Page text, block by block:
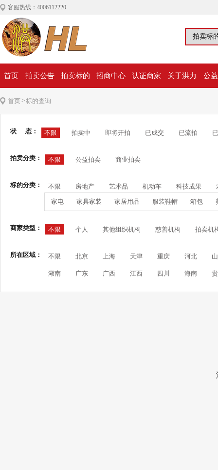
客服热线：4006112220
首页 拍卖公告 拍卖标的 招商中心 认证商家 关于洪力 公
首页>标的查询
状 态： 不限 拍卖中 即将开拍 已成交 已流拍
拍卖分类： 不限 公益拍卖 商业拍卖
标的分类： 不限 房地产 艺术品 机动车 科技成果
家电 家具家装 家居用品 服装鞋帽 箱包
商家类型： 不限 个人 其他组织机构 慈善机构 拍卖机
所在区域： 不限 北京 上海 天津 重庆 河北
湖南 广东 广西 江西 四川 海南